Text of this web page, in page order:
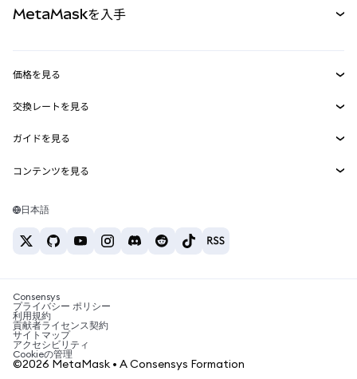
RWA
MetaMask Connect
Snaps
Web3サービス
MetaMaskを入手
セキュリティ
サポート
キャリア
お問い合わせ
価格を見る
イーサリアムの価格
Solanaの価格
Tetherの価格
交換レートを見る
ETH→USD
USDT→INR
BTC→INR
ETH→USDT
ガイドを見る
ETHの購入
USDTの購入
SHIBの購入
BNBの購入
コンテンツを見る
Solanaウォレット
税制関連ニュース
暗号資産の購入方法は？
ビットコインを売るには？
日本語
Consensys
プライバシー ポリシー
利用規約
貢献者ライセンス契約
サイトマップ
アクセシビリティ
Cookieの管理
©2026 MetaMask • A Consensys Formation